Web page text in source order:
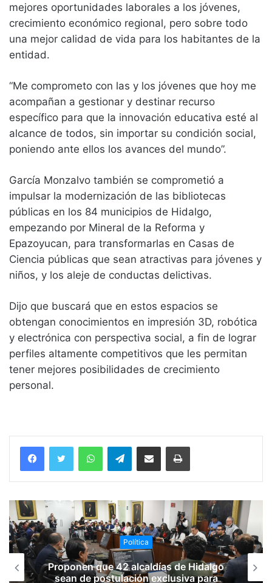
mejores oportunidades laborales a los jóvenes,
crecimiento económico regional, pero sobre todo
una mejor calidad de vida para los habitantes de la
entidad.
“Me comprometo con las y los jóvenes que hoy me
acompañan a gestionar y destinar recurso
específico para que la innovación educativa esté al
alcance de todos, sin importar su condición social,
poniendo ante ellos los avances del mundo”.
García Monzalvo también se comprometió a
impulsar la modernización de las bibliotecas
públicas en los 84 municipios de Hidalgo,
empezando por Mineral de la Reforma y
Epazoyucan, para transformarlas en Casas de
Ciencia públicas que sean atractivas para jóvenes y
niños, y los aleje de conductas delictivas.
Dijo que buscará que en estos espacios se
obtengan conocimientos en impresión 3D, robótica
y electrónica con perspectiva social, a fin de lograr
perfiles altamente competitivos que les permitan
tener mejores posibilidades de crecimiento
personal.
WhatsAppTelegramCompartir vía email Imprimir
Política
Proponen que 42 alcaldías de Hidalgo
sean de postulación exclusiva para